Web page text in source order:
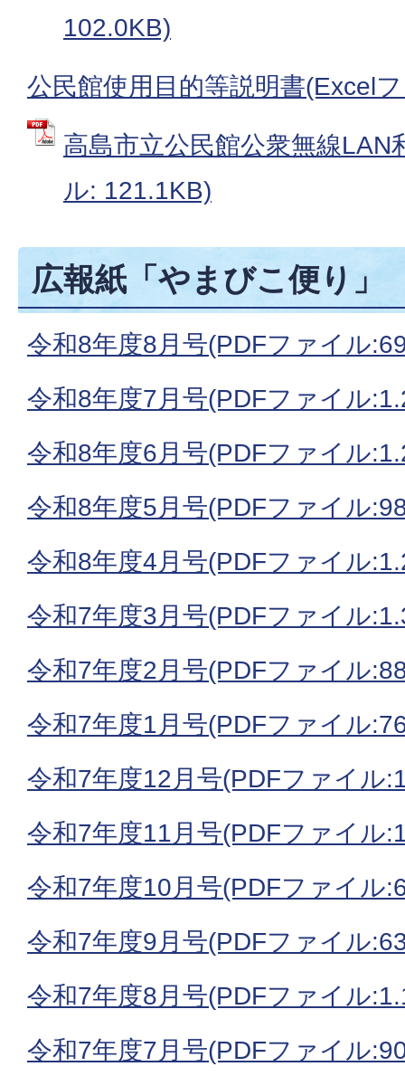
102.0KB)
公民館使用目的等説明書(Excel
高島市立公民館公衆無線LAN
ル: 121.1KB)
広報紙「やまびこ便り」
令和8年度8月号(PDFファイル
令和8年度7月号(PDFファイル
令和8年度6月号(PDFファイル
令和8年度5月号(PDFファイル
令和8年度4月号(PDFファイル
令和7年度3月号(PDFファイル
令和7年度2月号(PDFファイル
令和7年度1月号(PDFファイル
令和7年度12月号(PDFファイル
令和7年度11月号(PDFファイル
令和7年度10月号(PDFファイル
令和7年度9月号(PDFファイル
令和7年度8月号(PDFファイル
令和7年度7月号(PDFファイル